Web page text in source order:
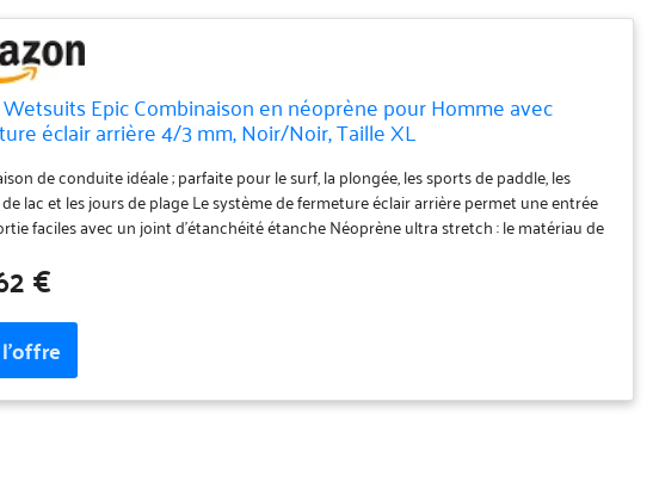
Epic Combinaison en néoprène pour Homme avec
éclair arrière 4/3 mm, Noir/Noir, Taille XL
de conduite idéale ; parfaite pour le surf, la plongée, les sports de paddle, les
lac et les jours de plage Le système de fermeture éclair arrière permet une entrée
faciles avec un joint d'étanchéité étanche Néoprène ultra stretch : le matériau de
améliorée Les coutures sont cousues aveugles et triple colle (GBS) ; empêchent
et augmentent la durabilité du produit Les panneaux pare-feu FluidFlex
au vent offrent une isolation et une protection supplémentaires contre le froid
€